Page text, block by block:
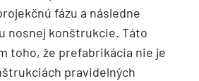
fázu a následne
nosnej konštrukcie. Táto
toho, že prefabrikácia nie je
pravidelných